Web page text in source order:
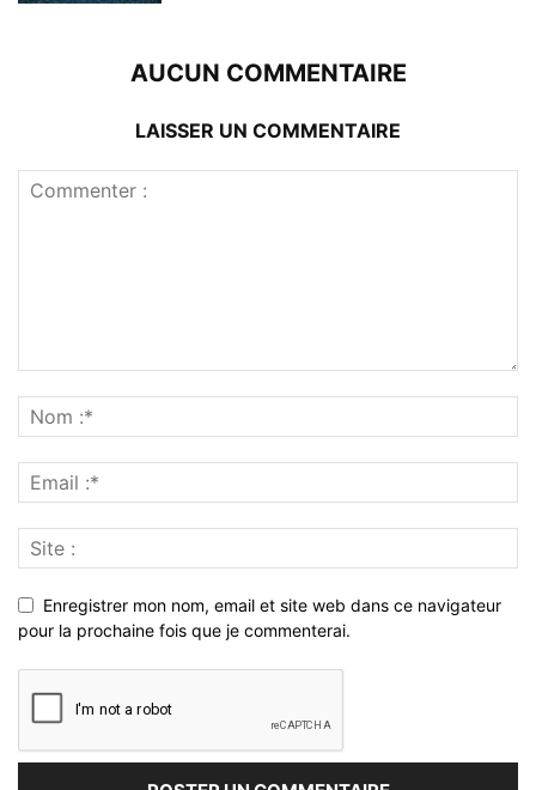
AUCUN COMMENTAIRE
LAISSER UN COMMENTAIRE
Enregistrer mon nom, email et site web dans ce navigateur
pour la prochaine fois que je commenterai.